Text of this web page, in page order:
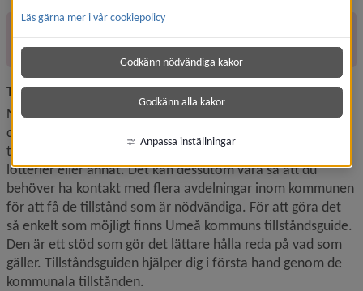
Evenemangslots
Tänk på vilka tillstånd du behöver​
När du ska arrangera en aktivitet eller ett evenemang kan
du behöva olika typer av tillstånd. Det kan handla om
tillgänglighet, lämplig placering, miljöpåverkan, tillstånd för
lotterier eller annat. Det kan dessutom vara så att du
behöver ha kontakt med flera avdelningar inom kommunen
för att få de tillstånd som är nödvändiga. För att göra det
så enkelt som möjligt finns Umeå kommuns tillståndsguide.
Den är ett stöd som gör det lättare hålla reda på vad som
gäller. Tillståndsguiden hjälper dig i första hand genom de
kommunala tillstånden.
Läs gärna mer i vår cookiepolicy
Godkänn nödvändiga kakor
Godkänn alla kakor
Anpassa inställningar